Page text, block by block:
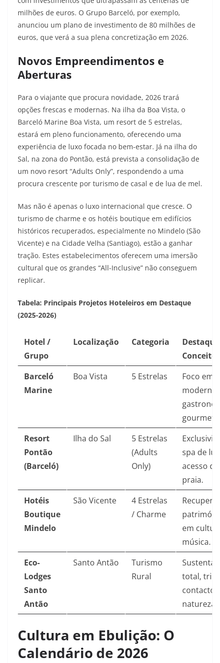
milhões de euros. O Grupo Barceló, por exemplo,
anunciou um plano de investimento de 80 milhões de
euros, que verá a sua plena concretização em 2026.
Novos Empreendimentos e
Aberturas
Para o viajante que procura novidade, 2026 trará
opções frescas e modernas. Na ilha da Boa Vista, o
Barceló Marine Boa Vista, um resort de 5 estrelas,
estará em pleno funcionamento, oferecendo uma
experiência de luxo focada no bem-estar. Já na ilha do
Sal, na zona do Pontão, está prevista a consolidação de
um novo resort “Adults Only”, respondendo a uma
procura crescente por turismo de casal e de lua de mel.
Mas não é apenas o luxo internacional que cresce. O
turismo de charme e os hotéis boutique em edifícios
históricos recuperados, especialmente no Mindelo (São
Vicente) e na Cidade Velha (Santiago), estão a ganhar
tração. Estes estabelecimentos oferecem uma imersão
cultural que os grandes “All-Inclusive” não conseguem
replicar.
Tabela: Principais Projetos Hoteleiros em Destaque
(2025-2026)
Hotel /
Grupo
Localização Categoria
Conceito
Barceló
Marine
Boa Vista 5 Estrelas
Foco em
moderno
gourmet.
Resort
Pontão
(Barceló)
Ilha do Sal
5 Estrelas
(Adults
Only)
spa de
acesso
praia.
Hotéis
Boutique
Mindelo
São Vicente
4 Estrelas
/ Charme
em
música.
Eco-
Lodges
Santo
Antão
Santo Antão
Turismo
Rural
total,
contacto
natureza.
Cultura em Ebulição: O
Calendário de 2026